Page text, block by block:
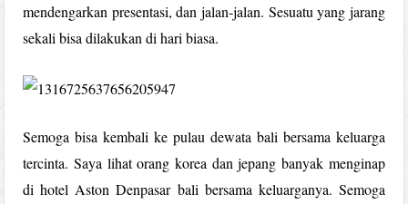
mendengarkan presentasi, dan jalan-jalan. Sesuatu yang jarang
sekali bisa dilakukan di hari biasa.
Semoga bisa kembali ke pulau dewata bali bersama keluarga
tercinta. Saya lihat orang korea dan jepang banyak menginap
di hotel Aston Denpasar bali bersama keluarganya. Semoga